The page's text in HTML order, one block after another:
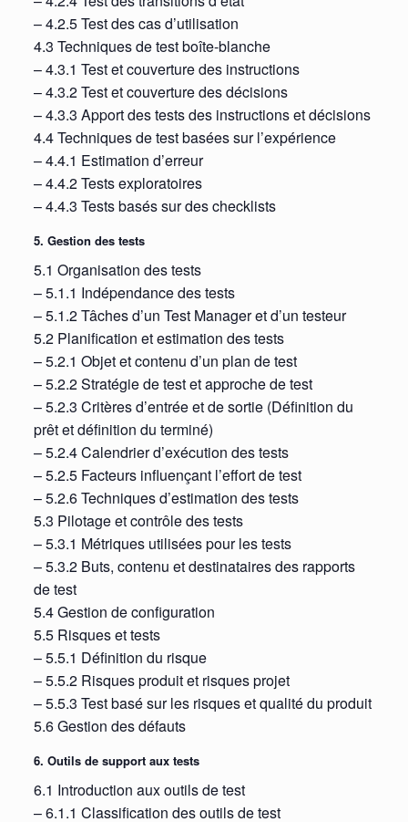
– 4.2.5 Test des cas d’utilisation
4.3 Techniques de test boîte-blanche
– 4.3.1 Test et couverture des instructions
– 4.3.2 Test et couverture des décisions
– 4.3.3 Apport des tests des instructions et décisions
4.4 Techniques de test basées sur l’expérience
– 4.4.1 Estimation d’erreur
– 4.4.2 Tests exploratoires
– 4.4.3 Tests basés sur des checklists
5. Gestion des tests
5.1 Organisation des tests
– 5.1.1 Indépendance des tests
– 5.1.2 Tâches d’un Test Manager et d’un testeur
5.2 Planification et estimation des tests
– 5.2.1 Objet et contenu d’un plan de test
– 5.2.2 Stratégie de test et approche de test
– 5.2.3 Critères d’entrée et de sortie (Définition du
prêt et définition du terminé)
– 5.2.4 Calendrier d’exécution des tests
– 5.2.5 Facteurs influençant l’effort de test
– 5.2.6 Techniques d’estimation des tests
5.3 Pilotage et contrôle des tests
– 5.3.1 Métriques utilisées pour les tests
– 5.3.2 Buts, contenu et destinataires des rapports
de test
5.4 Gestion de configuration
5.5 Risques et tests
– 5.5.1 Définition du risque
– 5.5.2 Risques produit et risques projet
– 5.5.3 Test basé sur les risques et qualité du produit
5.6 Gestion des défauts
6. Outils de support aux tests
6.1 Introduction aux outils de test
– 6.1.1 Classification des outils de test